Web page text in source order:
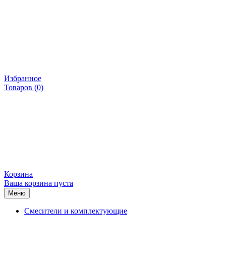
Избранное
Товаров (0)
Корзина
Ваша корзина пуста
Меню
Смесители и комплектующие